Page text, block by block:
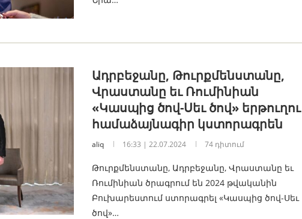
Ադրբեջանը, Թուրքմենստանը,
Վրաստանը եւ Ռումինիան
«Կասպից ծով-Սեւ ծով» երթուղու
համաձայնագիր կստորագրեն
aliq 16:33 | 22.07.2024 74 դիտում
Թուրքմենստանը, Ադրբեջանը, Վրաստանը եւ
Ռումինիան ծրագրում են 2024 թվականին
Բուխարեստում ստորագրել «Կասպից ծով-Սեւ
ծով»…